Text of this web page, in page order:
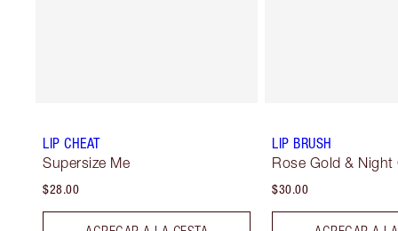
LIP CHEAT
Supersize Me
$28.00
LIP BRUSH
Rose Gold & Night
$30.00